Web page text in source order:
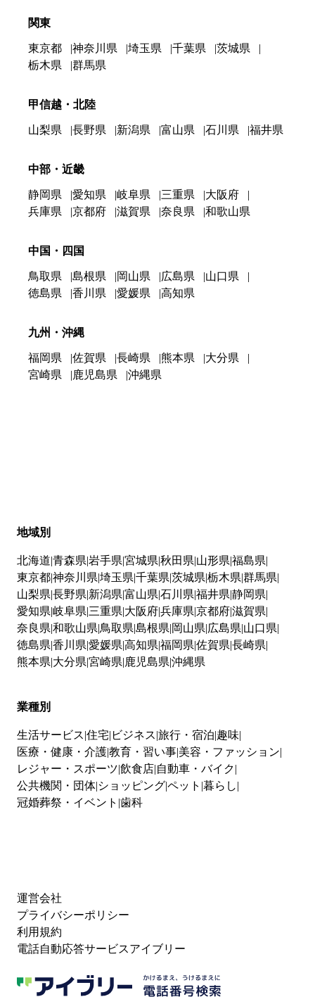
関東
東京都 神奈川県 埼玉県 千葉県
茨城県
栃木県
群馬県
甲信越・北陸
山梨県 長野県 新潟県 富山県 石川県 福井県
中部・近畿
静岡県 愛知県 岐阜県 三重県
大阪府
兵庫県
京都府 滋賀県 奈良県 和歌山県
中国・四国
鳥取県 島根県 岡山県 広島県
山口県
徳島県
香川県 愛媛県 高知県
九州・沖縄
福岡県 佐賀県 長崎県 熊本県
大分県
宮崎県
鹿児島県 沖縄県
地域別
北海道 青森県 岩手県 宮城県 秋田県 山形県 福島県
東京都神奈川県 埼玉県 千葉県 茨城県 栃木県 群馬県
山梨県 長野県 新潟県 富山県 石川県 福井県 静岡県
愛知県 岐阜県 三重県 大阪府兵庫県 京都府滋賀県
奈良県 和歌山県 鳥取県 島根県 岡山県 広島県 山口県
徳島県 香川県 愛媛県 高知県 福岡県 佐賀県 長崎県
熊本県 大分県 宮崎県 鹿児島県 沖縄県
業種別
生活サービス 住宅 ビジネス 旅行・宿泊 趣味
医療・健康・介護教育・習い事 美容・ファッション
レジャー・スポーツ 飲食店 自動車・バイク
公共機関・団体 ショッピングペット 暮らし
冠婚葬祭・イベント 歯科
運営会社
プライバシーポリシー
利用規約
電話自動応答サービスアイブリー